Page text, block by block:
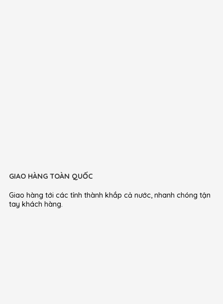
GIAO HÀNG TOÀN QUỐC
Giao hàng tới các tỉnh thành khắp cả nước, nhanh chóng tận
tay khách hàng.